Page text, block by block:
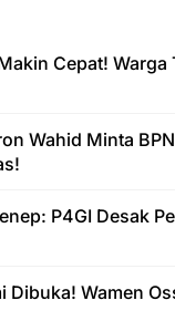
Cepat!
Wahid Minta
P4GI Desak
Dibuka! Wamen